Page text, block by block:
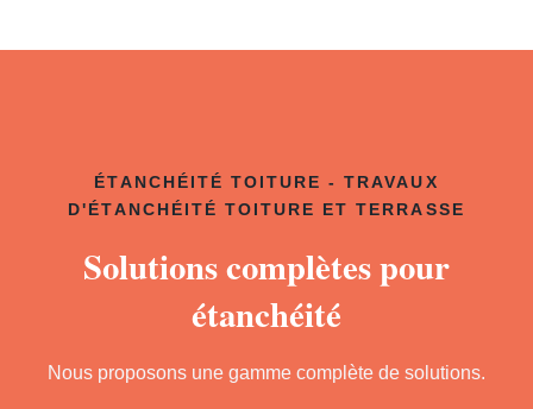
ÉTANCHÉITÉ TOITURE - TRAVAUX
D'ÉTANCHÉITÉ TOITURE ET TERRASSE
Solutions complètes pour
étanchéité
Nous proposons une gamme complète de solutions.